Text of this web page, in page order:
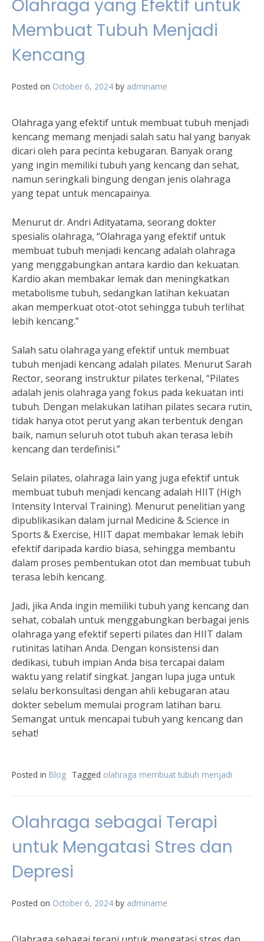
Olahraga yang Efektif untuk
Membuat Tubuh Menjadi
Kencang
Posted on October 6, 2024 by adminame
Olahraga yang efektif untuk membuat tubuh menjadi
kencang memang menjadi salah satu hal yang banyak
dicari oleh para pecinta kebugaran. Banyak orang
yang ingin memiliki tubuh yang kencang dan sehat,
namun seringkali bingung dengan jenis olahraga
yang tepat untuk mencapainya.
Menurut dr. Andri Adityatama, seorang dokter
spesialis olahraga, “Olahraga yang efektif untuk
membuat tubuh menjadi kencang adalah olahraga
yang menggabungkan antara kardio dan kekuatan.
Kardio akan membakar lemak dan meningkatkan
metabolisme tubuh, sedangkan latihan kekuatan
akan memperkuat otot-otot sehingga tubuh terlihat
lebih kencang.”
Salah satu olahraga yang efektif untuk membuat
tubuh menjadi kencang adalah pilates. Menurut Sarah
Rector, seorang instruktur pilates terkenal, “Pilates
adalah jenis olahraga yang fokus pada kekuatan inti
tubuh. Dengan melakukan latihan pilates secara rutin,
tidak hanya otot perut yang akan terbentuk dengan
baik, namun seluruh otot tubuh akan terasa lebih
kencang dan terdefinisi.”
Selain pilates, olahraga lain yang juga efektif untuk
membuat tubuh menjadi kencang adalah HIIT (High
Intensity Interval Training). Menurut penelitian yang
dipublikasikan dalam jurnal Medicine & Science in
Sports & Exercise, HIIT dapat membakar lemak lebih
efektif daripada kardio biasa, sehingga membantu
dalam proses pembentukan otot dan membuat tubuh
terasa lebih kencang.
Jadi, jika Anda ingin memiliki tubuh yang kencang dan
sehat, cobalah untuk menggabungkan berbagai jenis
olahraga yang efektif seperti pilates dan HIIT dalam
rutinitas latihan Anda. Dengan konsistensi dan
dedikasi, tubuh impian Anda bisa tercapai dalam
waktu yang relatif singkat. Jangan lupa juga untuk
selalu berkonsultasi dengan ahli kebugaran atau
dokter sebelum memulai program latihan baru.
Semangat untuk mencapai tubuh yang kencang dan
sehat!
Posted in Blog Tagged olahraga membuat tubuh menjadi
Olahraga sebagai Terapi
untuk Mengatasi Stres dan
Depresi
Posted on October 6, 2024 by adminame